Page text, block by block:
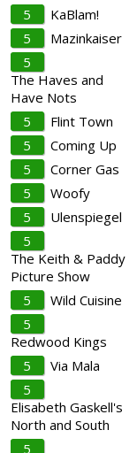
5
KaBlam!
5
Mazinkaiser
5
The Haves and
Have Nots
5
Flint Town
5
Coming Up
5
Corner Gas
5
Woofy
5
Ulenspiegel
5
The Keith & Paddy
Picture Show
5
Wild Cuisine
5
Redwood Kings
5
Via Mala
5
Elisabeth Gaskell's
North and South
5